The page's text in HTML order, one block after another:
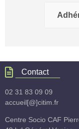
Contact
02 31 83 09 09
accueil[@]citim.fr
Centre Socio CAF